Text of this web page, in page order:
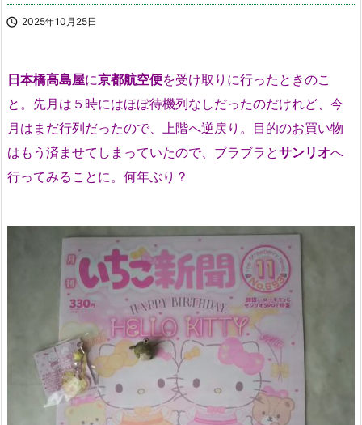
 2025年10月25日
日本橋高島屋に京都航空便を受け取りに行ったときのこ
と。先月は５時にはほぼ待機列なしだったのだけれど、今
月はまだ行列だったので、上階へ逆戻り。目的のお買い物
はもう済ませてしまっていたので、ブラブラとサンリオへ
行ってみることに。何年ぶり？